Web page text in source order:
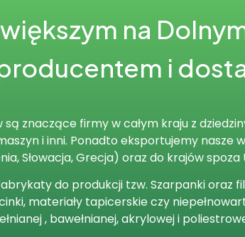
na
i
znaczące firmy w całym kraju z
i inni. Ponadto eksportujemy nasze
Słowacja, Grecja) oraz do krajów spoza
do produkcji tzw. Szarpanki oraz
materiały tapicerskie czy
, bawełnianej, akrylowej i